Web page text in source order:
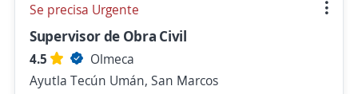
Se precisa Urgente
Supervisor de Obra Civil
4.5
Olmeca
Ayutla Tecún Umán, San Marcos